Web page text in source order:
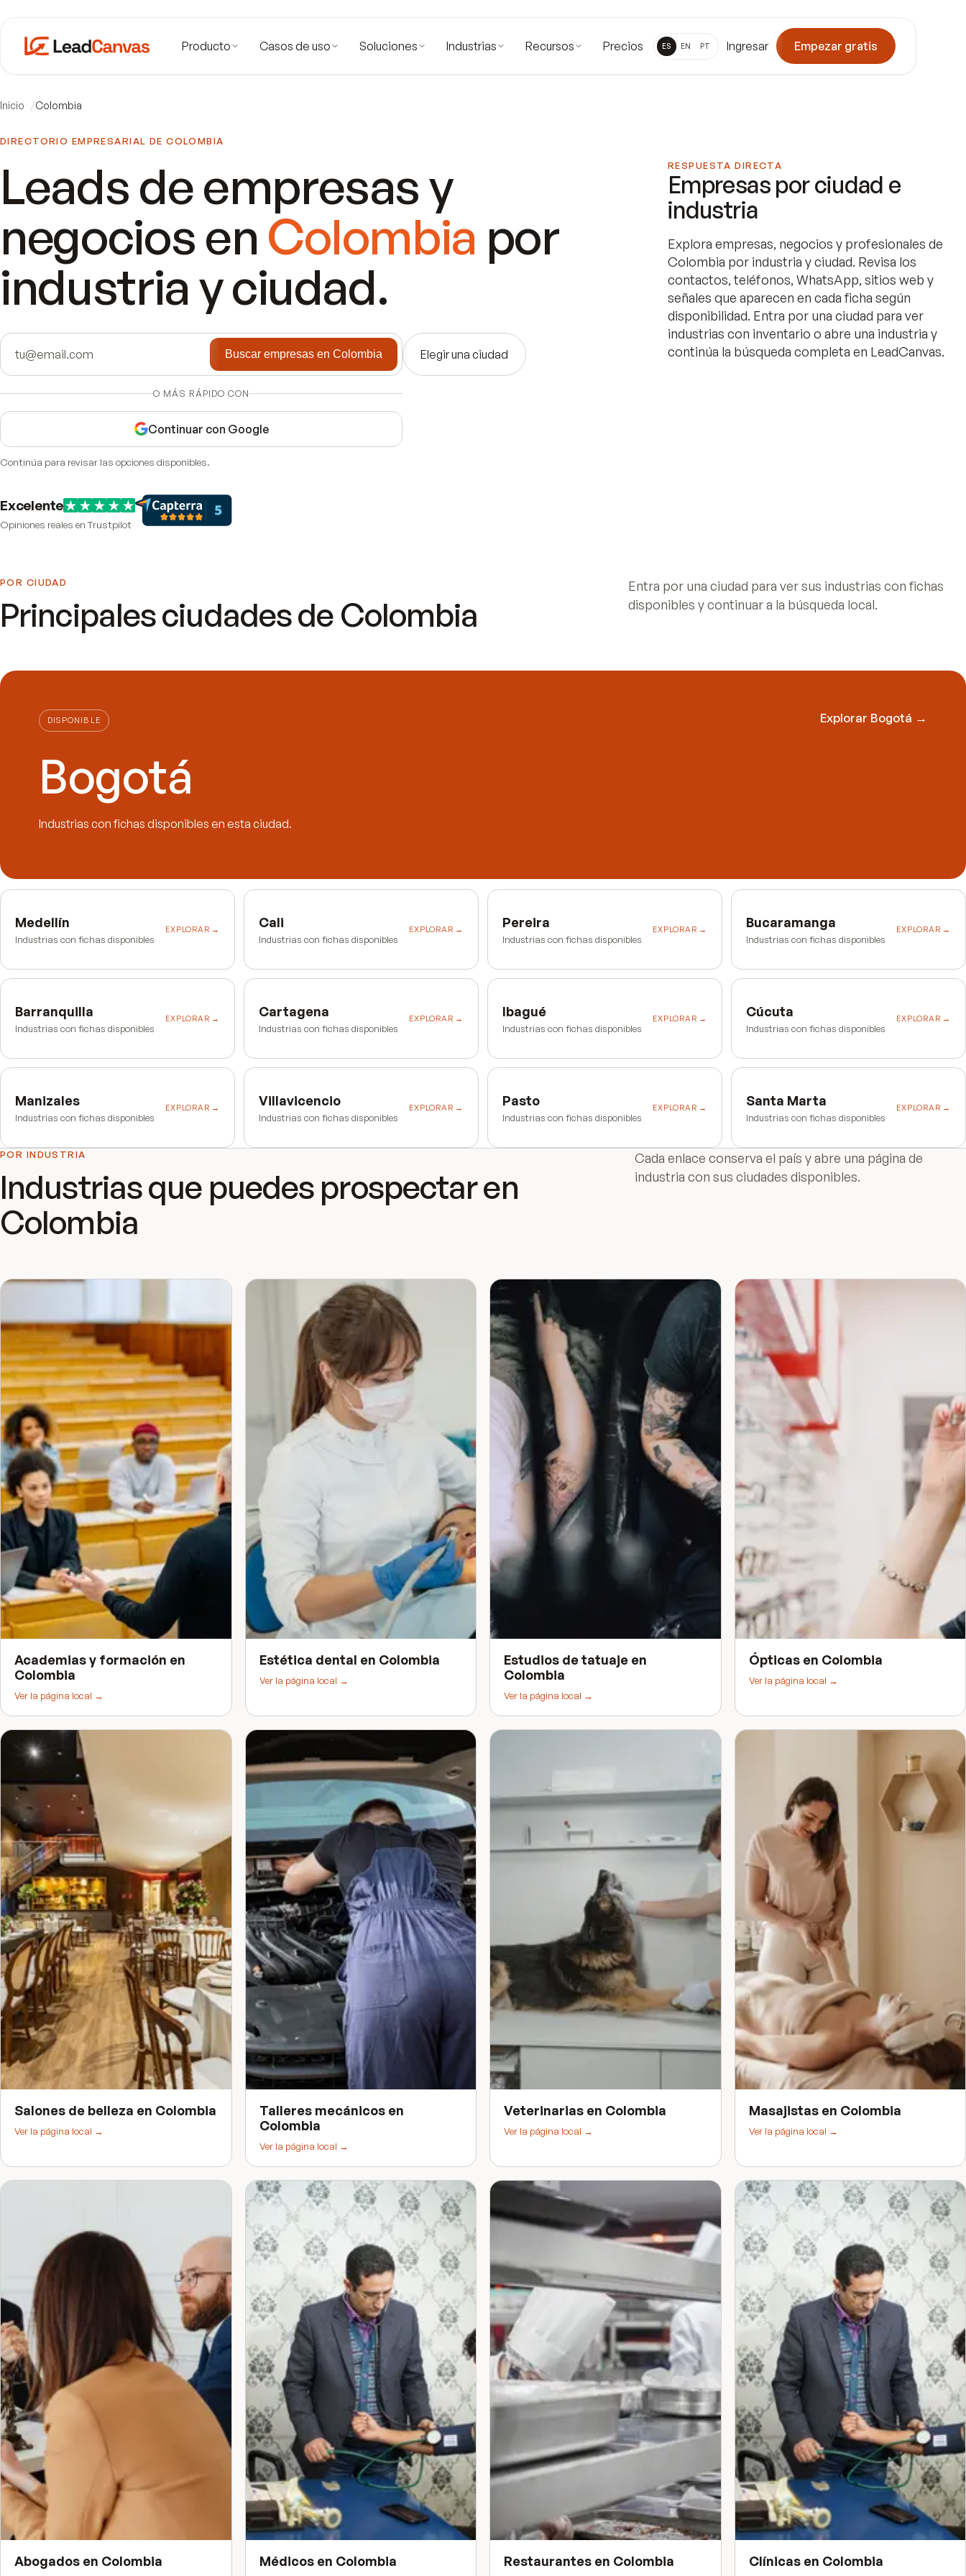
Producto Casos de uso Soluciones Industrias Recursos Precios ES EN PT Ingresar Empezar gratis
Inicio Colombia
DIRECTORIO EMPRESARIAL DECOLOMBIA
Leads de empresas y
negocios en Colombia por
industria y ciudad.
Buscar empresas en Colombia
O MÁS RÁPIDO CON
Continuar con Google
Continúa para revisar las opciones disponibles.
Elegir una ciudad
Excelente
Opiniones reales en Trustpilot
RESPUESTA DIRECTA
Empresas por ciudad e
industria
Explora empresas, negocios y profesionales de
Colombia por industria y ciudad. Revisa los
contactos, teléfonos, WhatsApp, sitios web y
señales que aparecen en cada ficha según
disponibilidad. Entra por una ciudad para ver
industrias con inventario o abre una industria y
continúa la búsqueda completa en LeadCanvas.
POR CIUDAD
Principales ciudades deColombia
Entra por una ciudad para ver sus industrias con fichas
disponibles y continuar a la búsqueda local.
DISPONIBLE
Bogotá
Industrias con fichas disponibles en esta ciudad.
Explorar Bogotá →
Medellín
Industrias con fichas disponibles
EXPLORAR → Cali
Industrias con fichas disponibles
EXPLORAR → Pereira
Industrias con fichas disponibles
EXPLORAR → Bucaramanga
Industrias con fichas disponibles
EXPLORAR →
Barranquilla
Industrias con fichas disponibles
EXPLORAR → Cartagena
Industrias con fichas disponibles
EXPLORAR → Ibagué
Industrias con fichas disponibles
EXPLORAR → Cúcuta
Industrias con fichas disponibles
EXPLORAR →
Manizales
Industrias con fichas disponibles
EXPLORAR → Villavicencio
Industrias con fichas disponibles
EXPLORAR → Pasto
Industrias con fichas disponibles
EXPLORAR → Santa Marta
Industrias con fichas disponibles
EXPLORAR →
POR INDUSTRIA
Industrias que puedes prospectar en
Colombia
Cada enlace conserva el país y abre una página de
industria con sus ciudades disponibles.
Academias y formación en
Colombia
Ver la página local →
Estética dental en Colombia
Ver la página local →
Estudios de tatuaje en
Colombia
Ver la página local →
Ópticasen Colombia
Ver la página local →
Salones de belleza en Colombia
Ver la página local →
Talleres mecánicosen
Colombia
Ver la página local →
Veterinarias en Colombia
Ver la página local →
Masajistasen Colombia
Ver la página local →
Abogados en Colombia Médicosen Colombia Restaurantes en Colombia Clínicasen Colombia